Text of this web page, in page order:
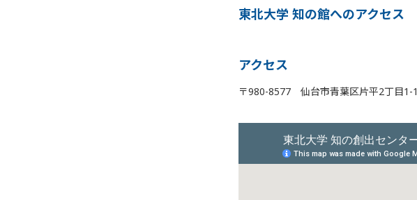
東北大学 知の館へのアクセス
アクセス
〒980-8577 仙台市青葉区片平2丁目1-1